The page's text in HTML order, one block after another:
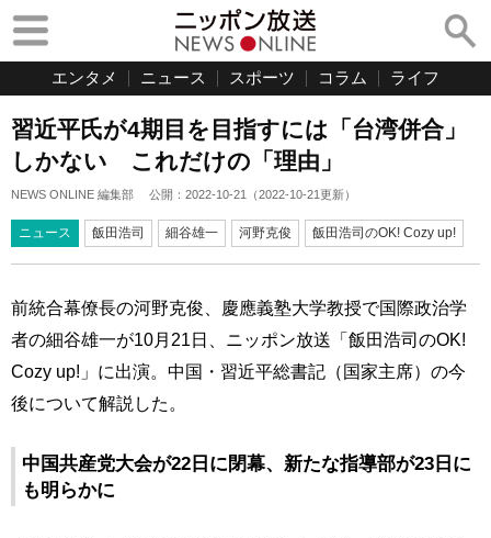
エンタメ ニュース スポーツ コラム ライフ
習近平氏が4期目を目指すには「台湾併合」
しかない これだけの「理由」
NEWS ONLINE 編集部 公開： 2022-10-21 （2022-10-21更新）
ニュース 飯田浩司 細谷雄一 河野克俊 飯田浩司のOK! Cozy up!
前統合幕僚長の河野克俊、慶應義塾大学教授で国際政治学
者の細谷雄一が10月21日、ニッポン放送「飯田浩司のOK!
Cozy up!」に出演。中国・習近平総書記（国家主席）の今
後について解説した。
中国共産党大会が22日に閉幕、新たな指導部が23日に
も明らかに